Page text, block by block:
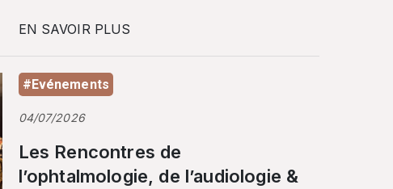
EN SAVOIR PLUS
#Evénements
04/07/2026
Les Rencontres de
l’ophtalmologie, de l’audiologie &